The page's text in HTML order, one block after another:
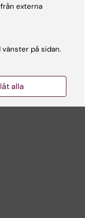
externa
på sidan.
alla